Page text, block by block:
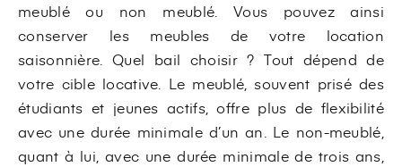
meublé ou non meublé. Vous pouvez ainsi
conserver les meubles de votre location
saisonnière. Quel bail choisir ? Tout dépend de
votre cible locative. Le meublé, souvent prisé des
étudiants et jeunes actifs, offre plus de flexibilité
avec une durée minimale d’un an. Le non-meublé,
quant à lui, avec une durée minimale de trois ans,